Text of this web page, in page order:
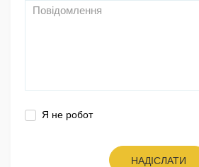
Я не робот
НАДІСЛАТИ